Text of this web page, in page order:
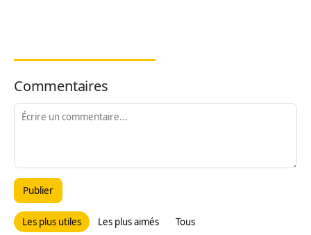
Commentaires
Publier
Les plus utiles Les plus aimés Tous